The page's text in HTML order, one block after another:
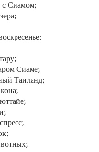
с Сиамом;
Сиаме;
Таиланд;